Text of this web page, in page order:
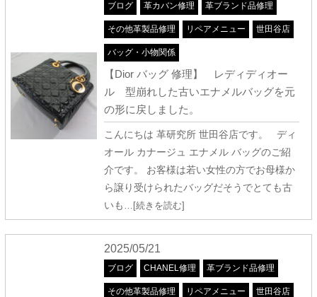
ブログ 革カバン修理 革ブランド品修理
その他革製品修理 リペアメニュー 世田谷店
バッグ・小物関係
【Dior バッグ 修理】 レディディオー
ル 型崩れした古いエナメルバッグを元
の形に戻しました。
こんにちは 革研究所 世田谷店です。 ディ
オール カナージュ エナメル バッグのご紹
介です。 お客様は若い女性の方でお母様か
ら譲り受けられたバッグだそうでとても古
いも …[続きを読む]
2025/05/21
ブログ CHANEL修理 革ブランド品修理
その他革製品修理 リペアメニュー 世田谷店